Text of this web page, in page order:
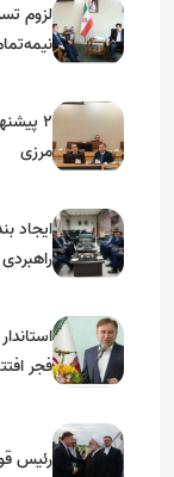
لزوم
۲
مرزی
ایجاد
فجر
رئیس